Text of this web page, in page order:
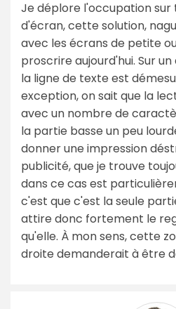
Je déplore l'occupation
d'écran, cette solution,
avec les écrans de petite
proscrire aujourd'hui. Sur
la ligne de texte est
exception, on sait que la
avec un nombre de
la partie basse un peu
donner une impression
publicité, que je trouve
dans ce cas est
c'est que c'est la seule
attire donc fortement le
qu'elle. À mon sens, cette
droite demanderait à être